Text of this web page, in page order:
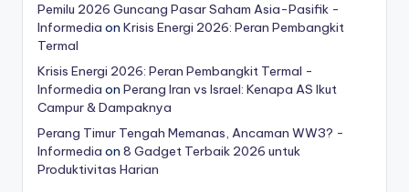
Pemilu 2026 Guncang Pasar Saham Asia-Pasifik -
Informedia on Krisis Energi 2026: Peran Pembangkit
Termal
Krisis Energi 2026: Peran Pembangkit Termal -
Informedia on Perang Iran vs Israel: Kenapa AS Ikut
Campur & Dampaknya
Perang Timur Tengah Memanas, Ancaman WW3? -
Informedia on 8 Gadget Terbaik 2026 untuk
Produktivitas Harian